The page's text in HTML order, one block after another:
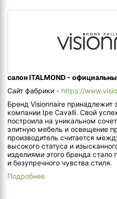
салон ITALMOND -
Сайт фабрики - https://
Бренд Visionnaire принадлежит
компании Ipe Cavalli. Свой
построила на уникальном
элитную мебель и освещение
производитель считается
высокого статуса и
изделиями этого бренда стало
и безупречного чувства стиля.
Подробнее